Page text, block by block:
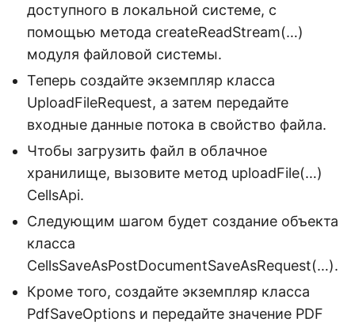
доступного в локальной системе, с
помощью метода createReadStream(…)
модуля файловой системы.
Теперь создайте экземпляр класса
UploadFileRequest, а затем передайте
входные данные потока в свойство файла.
Чтобы загрузить файл в облачное
хранилище, вызовите метод uploadFile(…)
CellsApi.
Следующим шагом будет создание объекта
класса
CellsSaveAsPostDocumentSaveAsRequest(…).
Кроме того, создайте экземпляр класса
PdfSaveOptions и передайте значение PDF